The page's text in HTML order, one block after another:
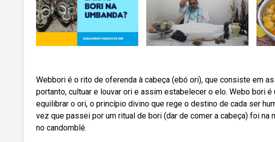
Webbori é o rito de oferenda à cabeça (ebó ori), que consiste em
portanto, cultuar e louvar ori e assim estabelecer o elo. Webo bori
equilibrar o ori, o princípio divino que rege o destino de cada ser
vez que passei por um ritual de bori (dar de comer a cabeça) foi na
no candomblé.